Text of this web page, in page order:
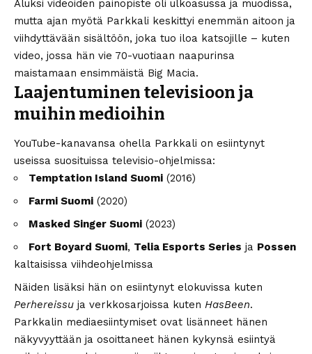
Aluksi videoiden painopiste oli ulkoasussa ja muodissa,
mutta ajan myötä Parkkali keskittyi enemmän aitoon ja
viihdyttävään sisältöön, joka tuo iloa katsojille – kuten
video, jossa hän vie 70-vuotiaan naapurinsa
maistamaan ensimmäistä Big Macia.
Laajentuminen televisioon ja
muihin medioihin
YouTube-kanavansa ohella Parkkali on esiintynyt
useissa suosituissa televisio-ohjelmissa:
Temptation Island Suomi (2016)
Farmi Suomi (2020)
Masked Singer Suomi (2023)
Fort Boyard Suomi, Telia Esports Series ja Possen
kaltaisissa viihdeohjelmissa
Näiden lisäksi hän on esiintynyt elokuvissa kuten
Perhereissu ja verkkosarjoissa kuten HasBeen.
Parkkalin mediaesiintymiset ovat lisänneet hänen
näkyvyyttään ja osoittaneet hänen kykynsä esiintyä